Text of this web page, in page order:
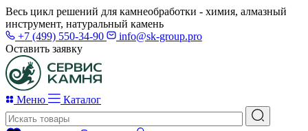
Весь цикл решений для камнеобработки - химия, алмазный
инструмент, натуральный камень
+7 (499) 550-34-90
info@sk-group.pro
Оставить заявку
Меню Каталог